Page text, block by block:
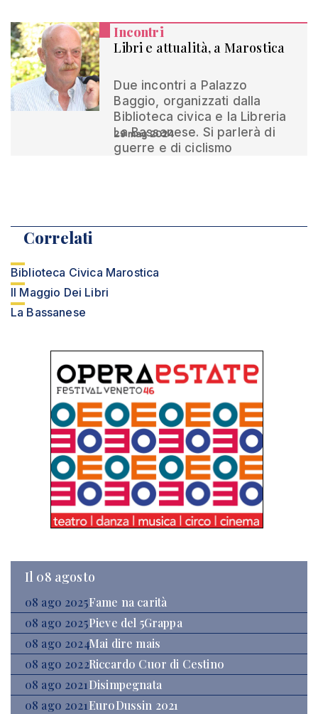
Incontri
Libri e attualità, a Marostica
Due incontri a Palazzo
Baggio, organizzati dalla
Biblioteca civica e la Libreria
La Bassanese. Si parlerà di
guerre e di ciclismo
29 mag 2024
Correlati
Biblioteca Civica Marostica
Il Maggio Dei Libri
La Bassanese
Il 08 agosto
08 ago 2025Fame na carità
08 ago 2025Pieve del 5Grappa
08 ago 2024Mai dire mais
08 ago 2022Riccardo Cuor di Cestino
08 ago 2021Disimpegnata
08 ago 2021EuroDussin 2021